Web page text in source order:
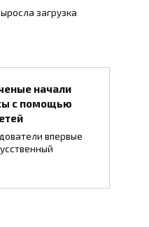
загрузка
начали
с помощью
впервые